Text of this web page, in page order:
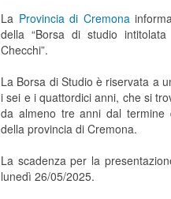
La Provincia di Cremona
della “Borsa di studio
Checchi”.
La Borsa di Studio è riservata a
i sei e i quattordici anni, che si
da almeno tre anni dal termine
della provincia di Cremona.
La scadenza per la
lunedì 26/05/2025.